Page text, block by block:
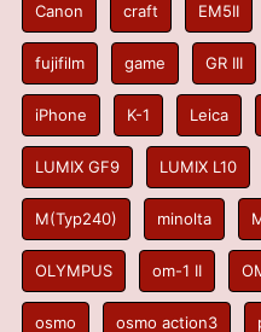
Canon craft EM5II
fujifilm game GR III
iPhone K-1 Leica
LUMIX GF9 LUMIX L10
M(Typ240) minolta
OLYMPUS om-1 II
osmo osmo action3